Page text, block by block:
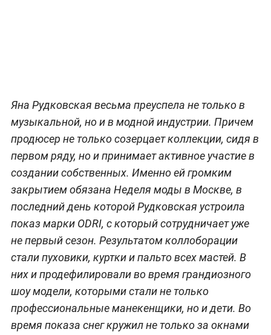
Яна Рудковская весьма преуспела не только в
музыкальной, но и в модной индустрии. Причем
продюсер не только созерцает коллекции, сидя в
первом ряду, но и принимает активное участие в
создании собственных. Именно ей громким
закрытием обязана Неделя моды в Москве, в
последний день которой Рудковская устроила
показ марки ODRI, с который сотрудничает уже
не первый сезон. Результатом коллоборации
стали пуховики, куртки и пальто всех мастей. В
них и продефилировали во время грандиозного
шоу модели, которыми стали не только
профессиональные манекенщики, но и дети. Во
время показа снег кружил не только за окнами